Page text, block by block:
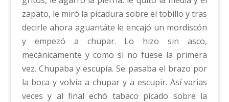
zapato, le miró la picadura sobre el tobillo y tras
decirle ahora aguantáte le encajó un mordiscón
y empezó a chupar. Lo hizo sin asco,
mecánicamente y como si no fuese la primera
vez. Chupaba y escupía. Se pasaba el brazo por
la boca y volvía a chupar y a escupir. Así varias
veces y al final echó tabaco picado sobre la